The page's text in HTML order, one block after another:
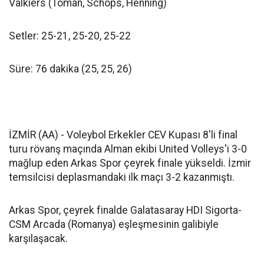
Valkiers (Toman, Schöps, Henning)
Setler: 25-21, 25-20, 25-22
Süre: 76 dakika (25, 25, 26)
İZMİR (AA) - Voleybol Erkekler CEV Kupası 8'li final
turu rövanş maçında Alman ekibi United Volleys'i 3-0
mağlup eden Arkas Spor çeyrek finale yükseldi. İzmir
temsilcisi deplasmandaki ilk maçı 3-2 kazanmıştı.
Arkas Spor, çeyrek finalde Galatasaray HDI Sigorta-
CSM Arcada (Romanya) eşleşmesinin galibiyle
karşılaşacak.